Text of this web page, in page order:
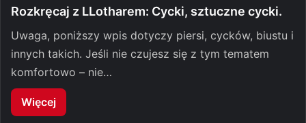
Rozkręcaj z LLotharem: Cycki, sztuczne cycki.
Uwaga, poniższy wpis dotyczy piersi, cycków, biustu i
innych takich. Jeśli nie czujesz się z tym tematem
komfortowo – nie…
Więcej